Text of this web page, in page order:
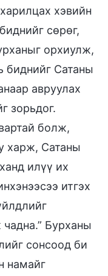
хэвийн
сөрөг,
орхиулж,
биднийг Сатаны
авруулах
зорьдог.
болж,
харж, Сатаны
илүү их
итгэх
Бурханы
сонсоод би
намайг